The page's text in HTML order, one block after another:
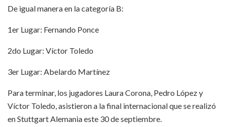
De igual manera en la categoría B:
1er Lugar: Fernando Ponce
2do Lugar: Víctor Toledo
3er Lugar: Abelardo Martínez
Para terminar, los jugadores Laura Corona, Pedro López y
Víctor Toledo, asistieron a la final internacional que se realizó
en Stuttgart Alemania este 30 de septiembre.